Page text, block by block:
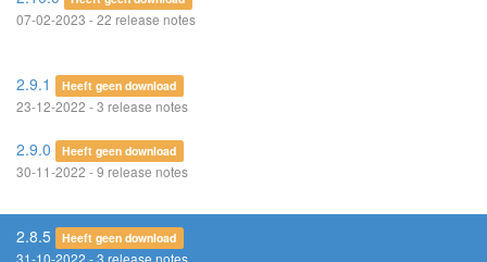
07-02-2023 - 22 release notes
2.9.1 Heeft geen download
23-12-2022 - 3 release notes
2.9.0 Heeft geen download
30-11-2022 - 9 release notes
2.8.5 Heeft geen download
31-10-2022 - 3 release notes